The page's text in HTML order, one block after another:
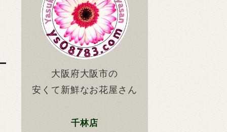
大阪府大阪市の
安くて新鮮なお花屋さん
千林店